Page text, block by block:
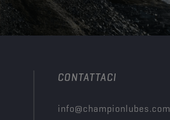
CONTATTACI
info@championlubes.com